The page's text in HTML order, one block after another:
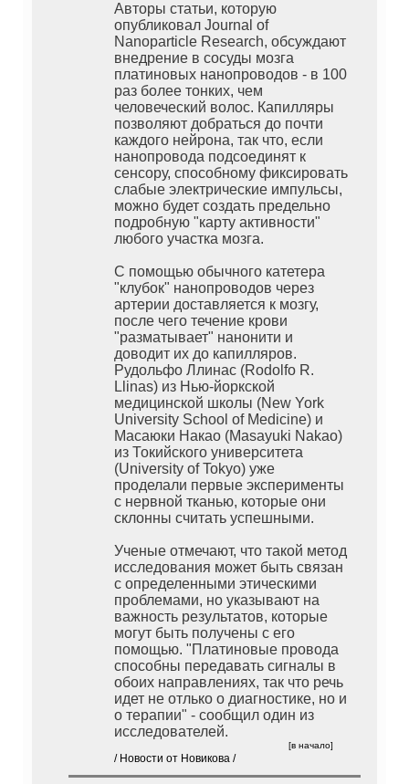
Авторы статьи, которую
опубликовал Journal of
Nanoparticle Research, обсуждают
внедрение в сосуды мозга
платиновых нанопроводов - в 100
раз более тонких, чем
человеческий волос. Капилляры
позволяют добраться до почти
каждого нейрона, так что, если
нанопровода подсоединят к
сенсору, способному фиксировать
слабые электрические импульсы,
можно будет создать предельно
подробную "карту активности"
любого участка мозга.
С помощью обычного катетера
"клубок" нанопроводов через
артерии доставляется к мозгу,
после чего течение крови
"разматывает" нанонити и
доводит их до капилляров.
Рудольфо Ллинас (Rodolfo R.
Llinas) из Нью-йоркской
медицинской школы (New York
University School of Medicine) и
Масаюки Накао (Masayuki Nakao)
из Токийского университета
(University of Tokyo) уже
проделали первые эксперименты
с нервной тканью, которые они
склонны считать успешными.
Ученые отмечают, что такой метод
исследования может быть связан
с определенными этическими
проблемами, но указывают на
важность результатов, которые
могут быть получены с его
помощью. "Платиновые провода
способны передавать сигналы в
обоих направлениях, так что речь
идет не отлько о диагностике, но и
о терапии" - сообщил один из
исследователей.
/ Новости от Новикова /
[в начало]